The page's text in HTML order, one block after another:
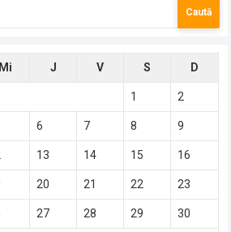
Mi J V S D
1 2
6 7 8 9
13 14 15 16
20 21 22 23
27 28 29 30